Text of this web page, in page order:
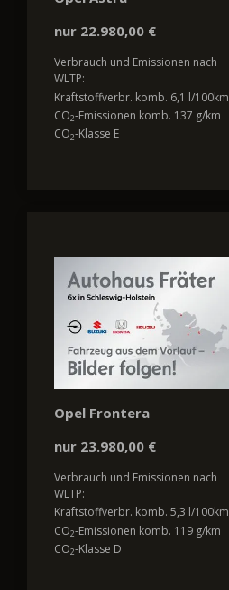
nur 22.980,00 €
Verbrauch und Emissionen nach
WLTP:
Kraftstoffverbr. komb. 6,1 l/100km
CO2-Emissionen komb. 137 g/km
CO2-Klasse E
Opel Frontera
nur 23.980,00 €
Verbrauch und Emissionen nach
WLTP:
Kraftstoffverbr. komb. 5,3 l/100km
CO2-Emissionen komb. 119 g/km
CO2-Klasse D